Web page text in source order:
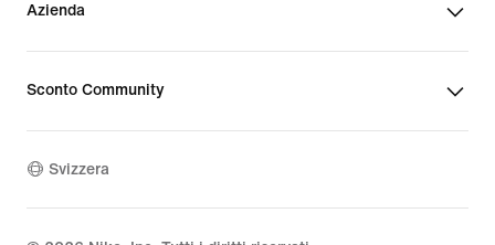
Azienda
Sconto Community
Svizzera